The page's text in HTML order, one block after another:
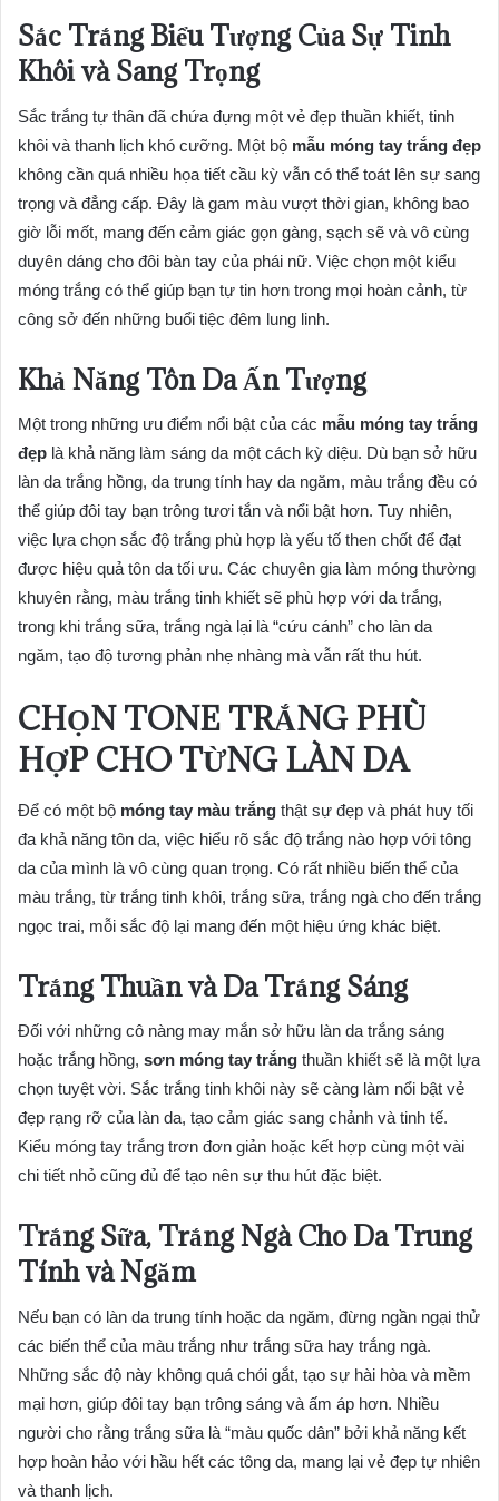
Sắc Trắng Biểu Tượng Của Sự Tinh
Khôi và Sang Trọng
Sắc trắng tự thân đã chứa đựng một vẻ đẹp thuần khiết, tinh
khôi và thanh lịch khó cưỡng. Một bộ mẫu móng tay trắng đẹp
không cần quá nhiều họa tiết cầu kỳ vẫn có thể toát lên sự sang
trọng và đẳng cấp. Đây là gam màu vượt thời gian, không bao
giờ lỗi mốt, mang đến cảm giác gọn gàng, sạch sẽ và vô cùng
duyên dáng cho đôi bàn tay của phái nữ. Việc chọn một kiểu
móng trắng có thể giúp bạn tự tin hơn trong mọi hoàn cảnh, từ
công sở đến những buổi tiệc đêm lung linh.
Khả Năng Tôn Da Ấn Tượng
Một trong những ưu điểm nổi bật của các mẫu móng tay trắng
đẹp là khả năng làm sáng da một cách kỳ diệu. Dù bạn sở hữu
làn da trắng hồng, da trung tính hay da ngăm, màu trắng đều có
thể giúp đôi tay bạn trông tươi tắn và nổi bật hơn. Tuy nhiên,
việc lựa chọn sắc độ trắng phù hợp là yếu tố then chốt để đạt
được hiệu quả tôn da tối ưu. Các chuyên gia làm móng thường
khuyên rằng, màu trắng tinh khiết sẽ phù hợp với da trắng,
trong khi trắng sữa, trắng ngà lại là “cứu cánh” cho làn da
ngăm, tạo độ tương phản nhẹ nhàng mà vẫn rất thu hút.
CHỌN TONE TRẮNG PHÙ
HỢP CHO TỪNG LÀN DA
Để có một bộ móng tay màu trắng thật sự đẹp và phát huy tối
đa khả năng tôn da, việc hiểu rõ sắc độ trắng nào hợp với tông
da của mình là vô cùng quan trọng. Có rất nhiều biến thể của
màu trắng, từ trắng tinh khôi, trắng sữa, trắng ngà cho đến trắng
ngọc trai, mỗi sắc độ lại mang đến một hiệu ứng khác biệt.
Trắng Thuần và Da Trắng Sáng
Đối với những cô nàng may mắn sở hữu làn da trắng sáng
hoặc trắng hồng, sơn móng tay trắng thuần khiết sẽ là một lựa
chọn tuyệt vời. Sắc trắng tinh khôi này sẽ càng làm nổi bật vẻ
đẹp rạng rỡ của làn da, tạo cảm giác sang chảnh và tinh tế.
Kiểu móng tay trắng trơn đơn giản hoặc kết hợp cùng một vài
chi tiết nhỏ cũng đủ để tạo nên sự thu hút đặc biệt.
Trắng Sữa, Trắng Ngà Cho Da Trung
Tính và Ngăm
Nếu bạn có làn da trung tính hoặc da ngăm, đừng ngần ngại thử
các biến thể của màu trắng như trắng sữa hay trắng ngà.
Những sắc độ này không quá chói gắt, tạo sự hài hòa và mềm
mại hơn, giúp đôi tay bạn trông sáng và ấm áp hơn. Nhiều
người cho rằng trắng sữa là “màu quốc dân” bởi khả năng kết
hợp hoàn hảo với hầu hết các tông da, mang lại vẻ đẹp tự nhiên
và thanh lịch.